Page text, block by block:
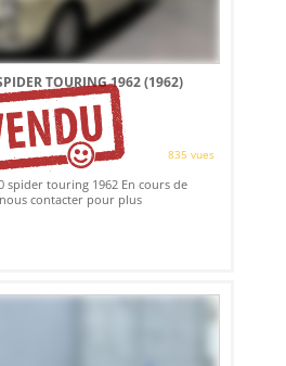
TOURING 1962 (1962)
835 vues
spider touring 1962 En cours de
contacter pour plus